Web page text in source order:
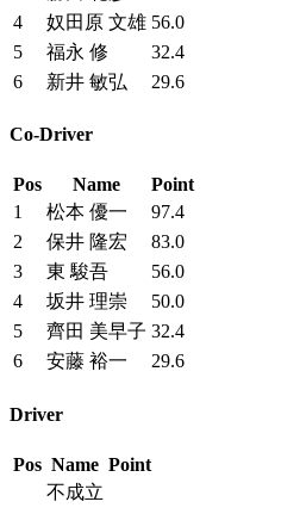
4
奴田原 文雄 56.0
5
福永 修
32.4
6
新井 敏弘 29.6
Co-Driver
Pos Name
Point
1
松本 優一
97.4
2
保井 隆宏
83.0
3
東 駿吾
56.0
4
坂井 理崇
50.0
5
齊田 美早子 32.4
6
安藤 裕一 29.6
Driver
Pos Name Point
不成立